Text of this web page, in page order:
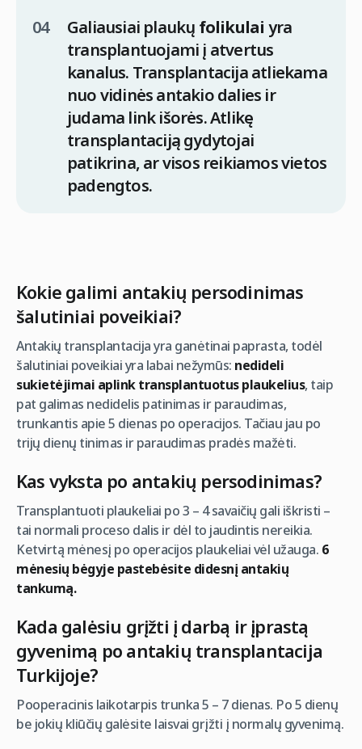
Galiausiai plaukų folikulai yra
transplantuojami į atvertus
kanalus. Transplantacija atliekama
nuo vidinės antakio dalies ir
judama link išorės. Atlikę
transplantaciją gydytojai
patikrina, ar visos reikiamos vietos
padengtos.
Kokie galimi antakių persodinimas
šalutiniai poveikiai?
Antakių transplantacija yra ganėtinai paprasta, todėl
šalutiniai poveikiai yra labai nežymūs: nedideli
sukietėjimai aplink transplantuotus plaukelius, taip
pat galimas nedidelis patinimas ir paraudimas,
trunkantis apie 5 dienas po operacijos. Tačiau jau po
trijų dienų tinimas ir paraudimas pradės mažėti.
Kas vyksta po antakių persodinimas?
Transplantuoti plaukeliai po 3 – 4 savaičių gali iškristi –
tai normali proceso dalis ir dėl to jaudintis nereikia.
Ketvirtą mėnesį po operacijos plaukeliai vėl užauga. 6
mėnesių bėgyje pastebėsite didesnį antakių
tankumą.
Kada galėsiu grįžti į darbą ir įprastą
gyvenimą po antakių transplantacija
Turkijoje?
Pooperacinis laikotarpis trunka 5 – 7 dienas. Po 5 dienų
be jokių kliūčių galėsite laisvai grįžti į normalų gyvenimą.